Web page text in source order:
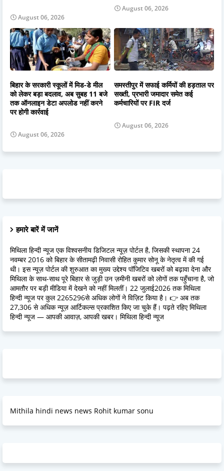
August 06, 2026
August 06, 2026
बिहार के सरकारी स्कूलों में मिड-डे मील
को लेकर बड़ा बदलाव, अब सुबह 11 बजे
तक ऑनलाइन डेटा अपलोड नहीं करने
पर होगी कार्रवाई
August 06, 2026
समस्तीपुर में सफाई कर्मियों की हड़ताल पर
सख्ती, प्रभारी जमादार समेत कई
कर्मचारियों पर FIR दर्ज
August 06, 2026
हमारे बारें में जानें
मिथिला हिन्दी न्यूज एक विश्वसनीय डिजिटल न्यूज़ पोर्टल है, जिसकी स्थापना 24
नवम्बर 2016 को बिहार के सीतामढ़ी निवासी रोहित कुमार सोनू के नेतृत्व में की गई
थी। इस न्यूज़ पोर्टल की शुरुआत का मुख्य उद्देश्य पॉजिटिव खबरों को बढ़ावा देना और
मिथिला के साथ-साथ पूरे बिहार से जुड़ी उन ज़मीनी खबरों को लोगों तक पहुँचाना है, जो
आमतौर पर बड़ी मीडिया में देखने को नहीं मिलतीं। 22 जुलाई2026 तक मिथिला
हिन्दी न्यूज पर कुल 2265296से अधिक लोगों ने विज़िट किया है। 👉 अब तक
27,306 से अधिक न्यूज़ आर्टिकल्स प्रकाशित किए जा चुके हैं। पढ़ते रहिए मिथिला
हिन्दी न्यूज — आपकी आवाज़, आपकी खबर। मिथिला हिन्दी न्यूज
Mithila hindi news news Rohit kumar sonu